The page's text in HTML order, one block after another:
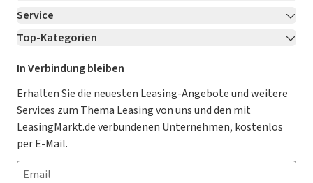
Über LeasingMarkt.de
Karriere Jetzt bewerben!
Für Händler
Kooperation mit AutoScout24
AGB
Datenschutz
Impressum
Service
Kontakt
Ratgeber
Magazin
Datenschutz-Einstellungen
So funktioniert’s
Häufig gestellte Fragen
Top-Kategorien
Leasing Deals
Gebrauchtwagen Leasing
Leasing ohne Anzahlung
E-Auto Leasing
Privatleasing
In Verbindung bleiben
Erhalten Sie die neuesten Leasing-Angebote und weitere
Services zum Thema Leasing von uns und den mit
LeasingMarkt.de verbundenen Unternehmen, kostenlos
per E-Mail.